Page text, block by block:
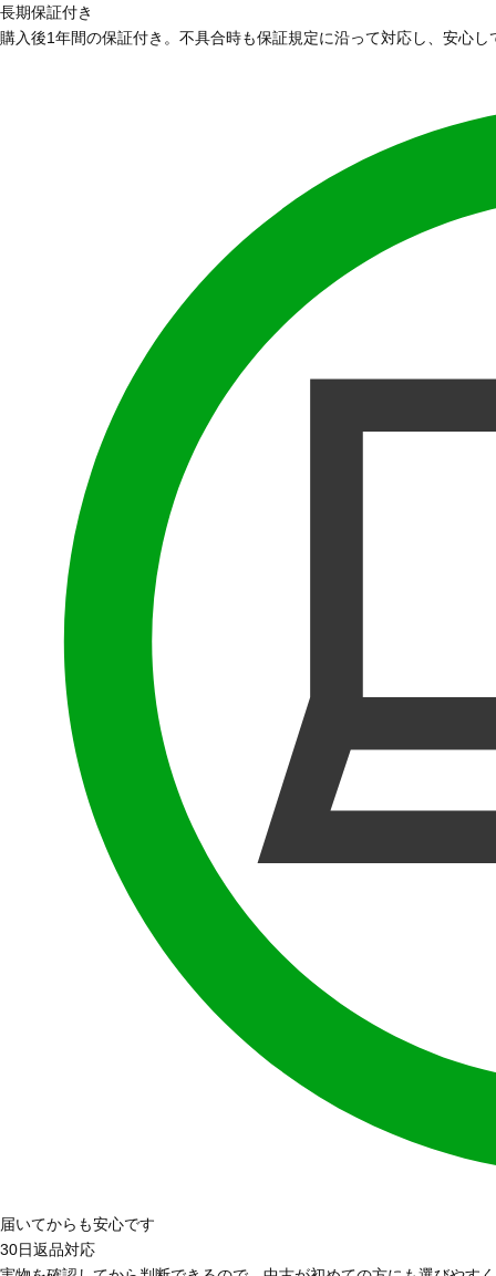
長期保証付き
購入後1年間の保証付き。不具合時も保証規定に沿って対応し、安心
届いてからも安心です
30日返品対応